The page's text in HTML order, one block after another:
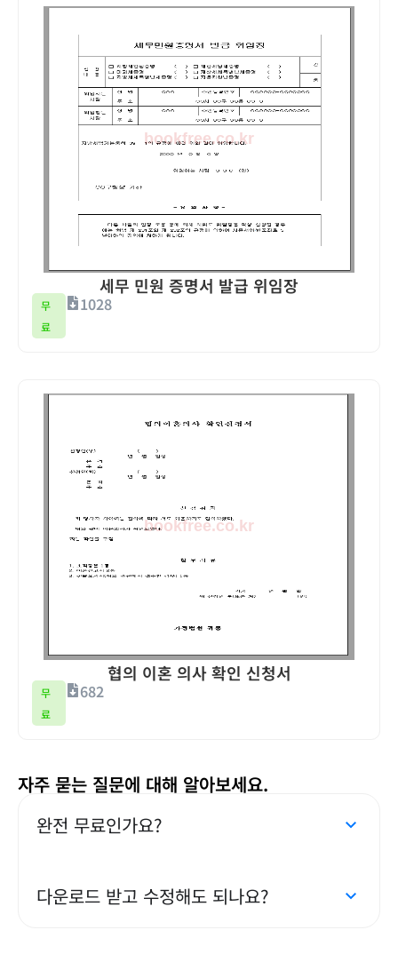
세무 민원 증명서 발급 위임장
무
료
1028
협의 이혼 의사 확인 신청서
무
료
682
자주 묻는 질문에 대해 알아보세요.
완전 무료인가요?
다운로드 받고 수정해도 되나요?